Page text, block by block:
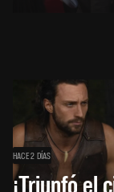
HACE 2 DÍAS
¡Triunfó el